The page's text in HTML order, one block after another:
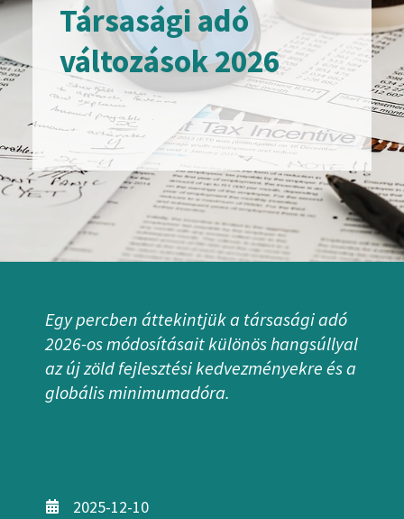
Társasági adó
változások 2026
Egy percben áttekintjük a társasági adó
2026-os módosításait különös hangsúllyal
az új zöld fejlesztési kedvezményekre és a
globális minimumadóra.
2025-12-10